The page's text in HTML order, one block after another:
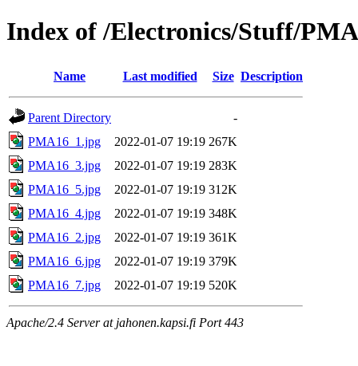
Index of /Electronics/Stuff/
Name Last modified Size Description
Parent Directory
-
PMA16_1.jpg
2022-01-07 19:19 267K
PMA16_3.jpg
2022-01-07 19:19 283K
PMA16_5.jpg
2022-01-07 19:19 312K
PMA16_4.jpg
2022-01-07 19:19 348K
PMA16_2.jpg
2022-01-07 19:19 361K
PMA16_6.jpg
2022-01-07 19:19 379K
PMA16_7.jpg
2022-01-07 19:19 520K
Apache/2.4 Server at jahonen.kapsi.fi Port 443